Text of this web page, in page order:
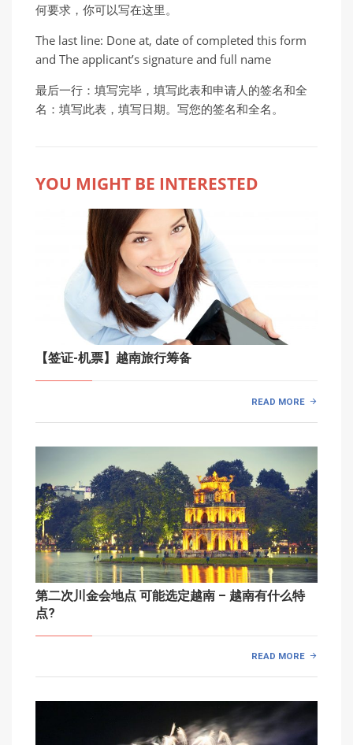
何要求，你可以写在这里。
The last line: Done at, date of completed this form
and The applicant’s signature and full name
最后一行：填写完毕，填写此表和申请人的签名和全
名：填写此表，填写日期。写您的签名和全名。
YOU MIGHT BE INTERESTED
【签证-机票】越南旅行筹备
READ MORE
第二次川金会地点 可能选定越南 – 越南有什么特
点?
READ MORE